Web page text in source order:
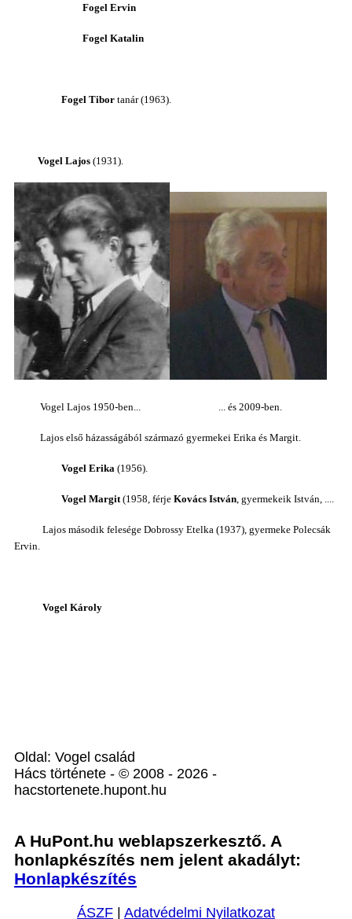
Fogel Ervin
Fogel Katalin
Fogel Tibor tanár (1963).
Vogel Lajos (1931).
Vogel Lajos 1950-ben... ... és 2009-ben.
Lajos első házasságából származó gyermekei Erika és Margit.
Vogel Erika (1956).
Vogel Margit (1958, férje Kovács István , gyermekeik István, ....
Lajos második felesége Dobrossy Etelka (1937), gyermeke Polecsák
Ervin.
Vogel Károly
Oldal: Vogel család
Hács története - © 2008 - 2026 -
hacstortenete.hupont.hu
A HuPont.hu weblapszerkesztő. A
honlapkészítés nem jelent akadályt:
Honlapkészítés
ÁSZF Adatvédelmi Nyilatkozat